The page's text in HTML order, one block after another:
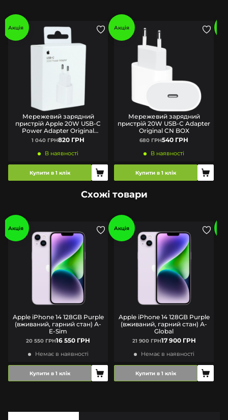
Акція
Мережевий зарядний
пристрій Apple 20W USB-C
Power Adapter Original
(MUVV3ZM/A) BOX
1 040 ГРН820 ГРН
В наявності
Купити в 1 клік
Акція
Мережевий зарядний
пристрій 20W USB-C Adapter
Original CN BOX
680 ГРН540 ГРН
В наявності
Купити в 1 клік
Схожі товари
Акція
Apple iPhone 14 128GB Purple
(вживаний, гарний стан) А-
E-Sim
20 550 ГРН16 550 ГРН
Немає в наявності
Купити в 1 клік
Акція
Apple iPhone 14 128GB Purple
(вживаний, гарний стан) А-
Global
21 900 ГРН17 900 ГРН
Немає в наявності
Купити в 1 клік